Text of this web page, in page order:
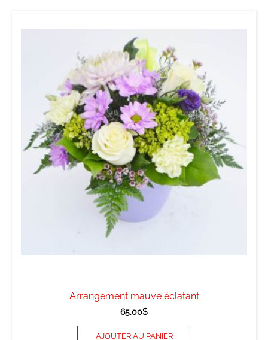
Arrangement mauve éclatant
65.00$
AJOUTER AU PANIER